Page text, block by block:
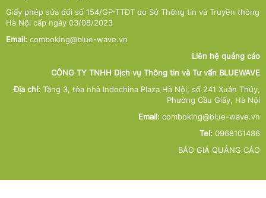
Giấy phép sửa đổi số 154/GP-TTĐT do Sở Thông tin và Truyền thông
Hà Nội cấp ngày 03/08/2023
Email: comboking@blue-wave.vn
Liên hệ quảng cáo
CÔNG TY TNHH Dịch vụ Thông tin và Tư vấn BLUEWAVE
Địa chỉ: Tầng 3, tòa nhà Indochina Plaza Hà Nội, số 241 Xuân Thủy,
Phường Cầu Giấy, Hà Nội
Email: comboking@blue-wave.vn
Tel: 0968161486
BÁO GIÁ QUẢNG CÁO